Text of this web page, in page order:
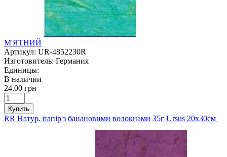
М'ЯТНИЙ
Артикул: UR-4852230R
Изготовитель: Германия
Единицы:
В наличии
24.00 грн
Купить
RR Натур. папір|з банановими волокнами 35г Ursus 20х30см